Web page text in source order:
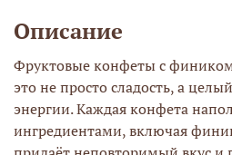
Описание
Фруктовые конфеты с
это не просто сладость, а
энергии. Каждая конфета
ингредиентами, включая